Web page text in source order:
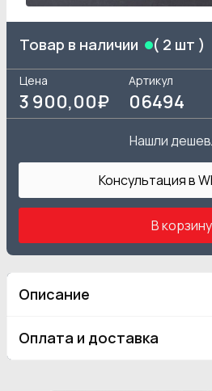
Товар в наличии ( 2 шт )
Цена
3 900,00₽
Артикул
06494
Нашли
Консультация в
В корзину
Описание
Оплата и доставка